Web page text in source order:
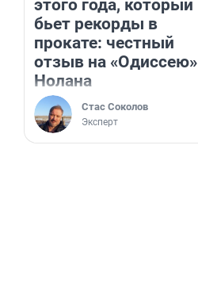
этого года, который
бьет рекорды в
прокате: честный
отзыв на «Одиссею»
Нолана
Стас Соколов
Эксперт